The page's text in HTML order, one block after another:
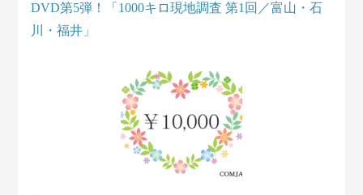
DVD第5弾！「1000キロ現地調査 第1回／富山・石
川・福井」